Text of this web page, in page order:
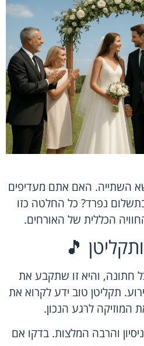
השתייה. האם אתם מעדיפים
נפרד? כל החלטה כזו
הכללית של האורחים.
🎵
חתונה, והיא זו שתקבע את
תקליטן טוב ידע לקרוא את
המוזיקה לרגע הנכון.
והרבה המלצות. בדקו אם